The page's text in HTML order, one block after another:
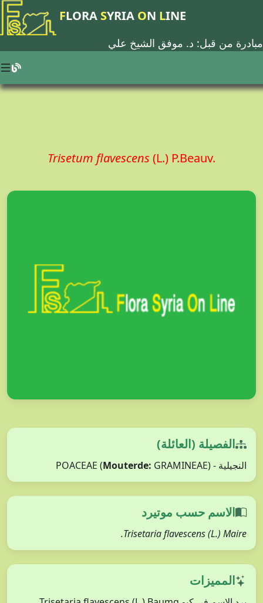
FLORA SYRIA ON LINE
مبادرة من قبل: د. موفق الشيخ علي
Trisetum flavescens (L.) P.Beauv.
الفصيلة (العائلة)
النجيلية - POACEAE ( Mouterde: GRAMINEAE)
الاسم حسب موتيرد
Trisetaria flavescens (L.) Maire.
المميزات